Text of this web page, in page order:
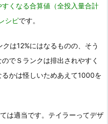
くなる合算値（全投入量合計
シピです。
は12%にはなるものの、そう
でＳランクは排出されやすく
かは怪しいためあえて1000を
は適当です。テイラーってデザ